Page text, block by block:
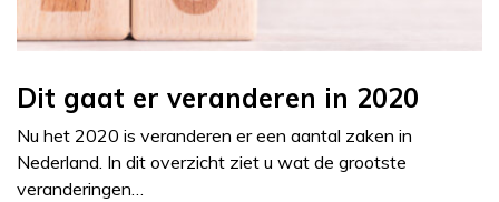
Dit gaat er veranderen in 2020
Nu het 2020 is veranderen er een aantal zaken in
Nederland. In dit overzicht ziet u wat de grootste
veranderingen…